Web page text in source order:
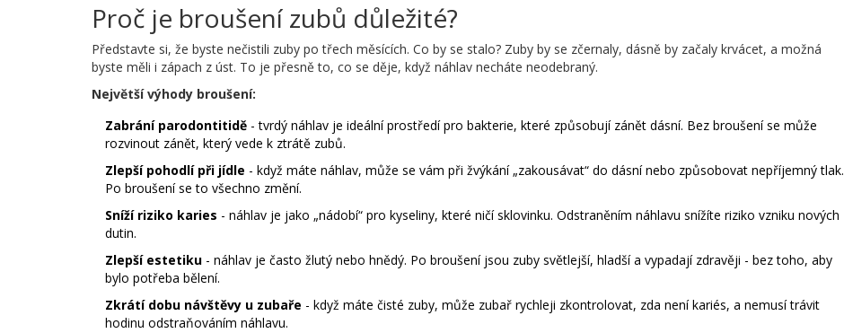
Proč je broušení zubů důležité?
Představte si, že byste nečistili zuby po třech měsících. Co by se stalo? Zuby by se zčernaly, dásně by začaly krvácet, a možná
byste měli i zápach z úst. To je přesně to, co se děje, když náhlav necháte neodebraný.
Největší výhody broušení:
Zabrání parodontitidě - tvrdý náhlav je ideální prostředí pro bakterie, které způsobují zánět dásní. Bez broušení se může
rozvinout zánět, který vede k ztrátě zubů.
Zlepší pohodlí při jídle - když máte náhlav, může se vám při žvýkání „zakousávat“ do dásní nebo způsobovat nepříjemný tlak.
Po broušení se to všechno změní.
Sníží riziko karies - náhlav je jako „nádobí“ pro kyseliny, které ničí sklovinku. Odstraněním náhlavu snížíte riziko vzniku nových
dutin.
Zlepší estetiku - náhlav je často žlutý nebo hnědý. Po broušení jsou zuby světlejší, hladší a vypadají zdravěji - bez toho, aby
bylo potřeba bělení.
Zkrátí dobu návštěvy u zubaře - když máte čisté zuby, může zubař rychleji zkontrolovat, zda není kariés, a nemusí trávit
hodinu odstraňováním náhlavu.